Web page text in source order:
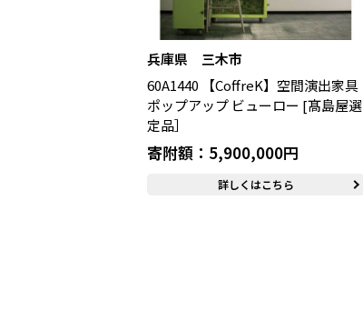
兵庫県 三木市
60A1440 【CoffreK】空間演出家具
ポップアップ ビューロー [髙島屋選
定品］
寄附額：5,900,000円
詳しくはこちら